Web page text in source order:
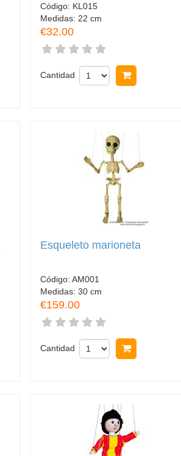
Código: KL015
Medidas: 22 cm
€32.00
Cantidad
Esqueleto marioneta
Código:AM001
Medidas:30 cm
€159.00
Cantidad